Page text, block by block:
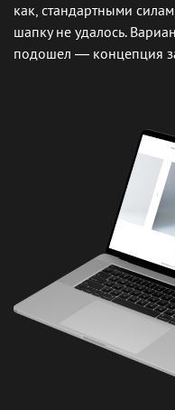
как, стандартными
шапку не удалось.
подошел — концепция